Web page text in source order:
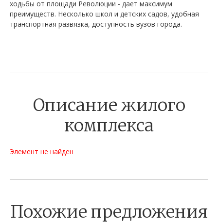
ходьбы от площади Революции - дает максимум
преимуществ. Несколько школ и детских садов, удобная
транспортная развязка, доступность вузов города.
Описание жилого
комплекса
Элемент не найден
Похожие предложения